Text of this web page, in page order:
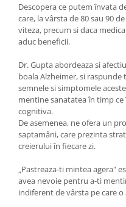
Descopera ce putem învata
care, la vârsta de 80 sau 90
viteza, precum si daca
aduc beneficii.
Dr. Gupta abordeaza si
boala Alzheimer, si
semnele si simptomele
mentine sanatatea în timp
cognitiva.
De asemenea, ne ofera un
saptamâni, care prezinta
creierului în fiecare zi.
„Pastreaza-ti mintea agera"
avea nevoie pentru a-ti
indiferent de vârsta pe care o